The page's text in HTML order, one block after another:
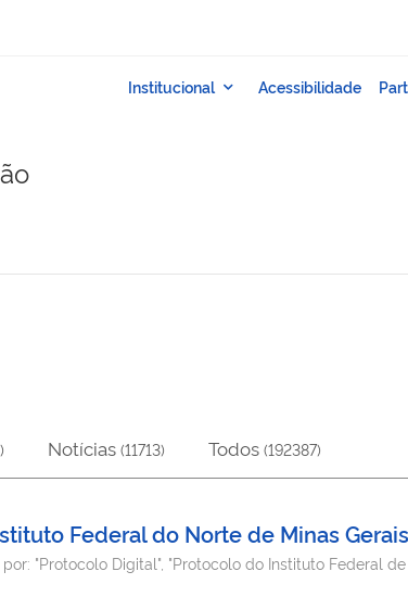
) Notícias (11713) Todos (192387)
Federal do Norte de Minas Gerais
"Protocolo Digital", "Protocolo do Instituto Federal